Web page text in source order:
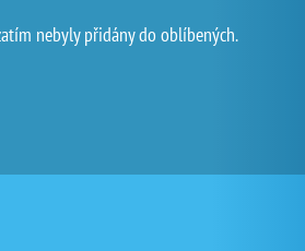
nebyly přidány do oblíbených.